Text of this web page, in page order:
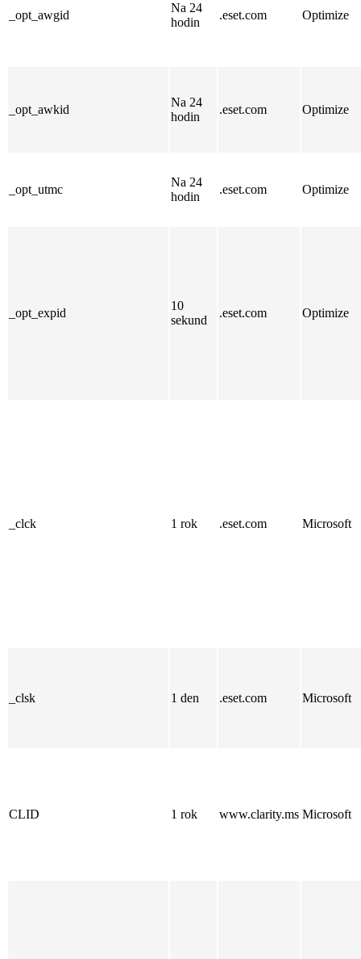
_opt_awgid
Na 24
hodin
.eset.com Optimize
_opt_awkid
Na 24
hodin
.eset.com Optimize
_opt_utmc
Na 24
hodin
.eset.com Optimize
_opt_expid
10
sekund
.eset.com Optimize
_clck 1 rok .eset.com Microsoft
_clsk 1 den .eset.com Microsoft
CLID 1 rok www.clarity.ms Microsoft